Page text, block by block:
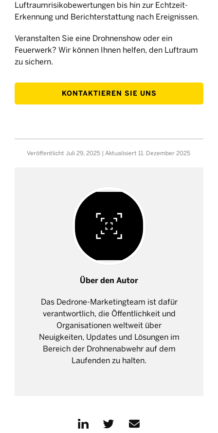
Luftraumrisikobewertungen bis hin zur Echtzeit-
Erkennung und Berichterstattung nach Ereignissen.
Veranstalten Sie eine Drohnenshow oder ein
Feuerwerk? Wir können Ihnen helfen, den Luftraum
zu sichern.
KONTAKTIEREN SIE UNS
Veröffentlicht Juli 29, 2025 | Aktualisiert 11. Dezember 2025
Über den Autor
Das Dedrone-Marketingteam ist dafür
verantwortlich, die Öffentlichkeit und
Organisationen weltweit über
Neuigkeiten, Updates und Lösungen im
Bereich der Drohnenabwehr auf dem
Laufenden zu halten.